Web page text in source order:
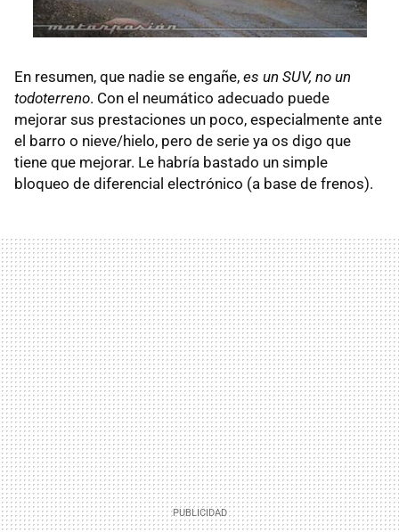
En resumen, que nadie se engañe, es un SUV, no un
todoterreno. Con el neumático adecuado puede
mejorar sus prestaciones un poco, especialmente ante
el barro o nieve/hielo, pero de serie ya os digo que
tiene que mejorar. Le habría bastado un simple
bloqueo de diferencial electrónico (a base de frenos).